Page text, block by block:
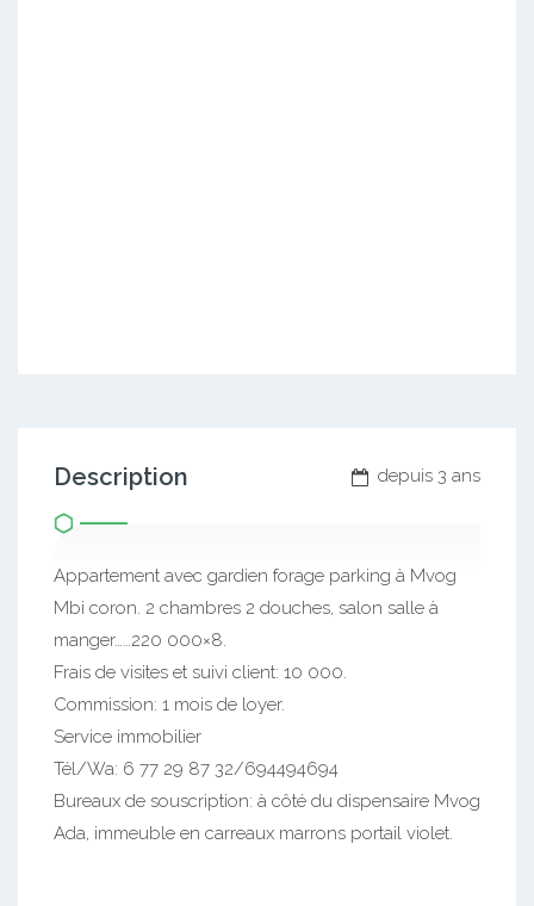
depuis 3 ans
Description
Appartement avec gardien forage parking à Mvog
Mbi coron. 2 chambres 2 douches, salon salle à
manger……220 000×8.
Frais de visites et suivi client: 10 000.
Commission: 1 mois de loyer.
Service immobilier
Tél/Wa: 6 77 29 87 32/694494694
Bureaux de souscription: à côté du dispensaire Mvog
Ada, immeuble en carreaux marrons portail violet.